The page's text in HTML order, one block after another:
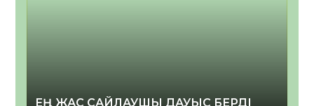
ЕҢ ЖАС САЙЛАУШЫ ДАУЫС БЕРДІ